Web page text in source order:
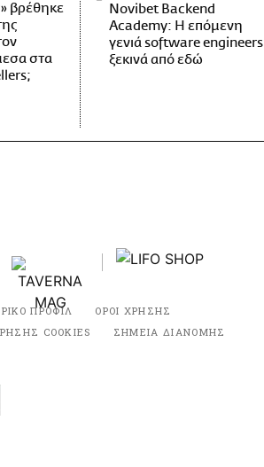
βρέθηκε
στα
Novibet Backend
Academy: Η επόμενη
γενιά software engineers
ξεκινά από εδώ
ΠΡΟΦΙΛ
ΟΡΟΙ ΧΡΗΣΗΣ
COOKIES
ΣΗΜΕΙΑ ΔΙΑΝΟΜΗΣ